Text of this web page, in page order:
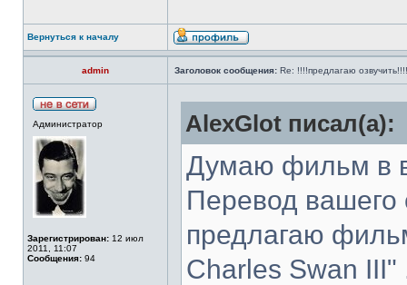
Вернуться к началу
admin Заголовок сообщения: Re: !!!!предлагаю озвучить!!!!
Администратор
Зарегистрирован: 12 июл
2011, 11:07
Сообщения: 94
AlexGlot писал(а):
Думаю фильм в
Перевод вашего
предлагаю
Charles Swan III"